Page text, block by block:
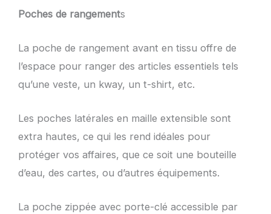
Poches de rangements
La poche de rangement avant en tissu offre de
l’espace pour ranger des articles essentiels tels
qu’une veste, un kway, un t-shirt, etc.
Les poches latérales en maille extensible sont
extra hautes, ce qui les rend idéales pour
protéger vos affaires, que ce soit une bouteille
d’eau, des cartes, ou d’autres équipements.
La poche zippée avec porte-clé accessible par